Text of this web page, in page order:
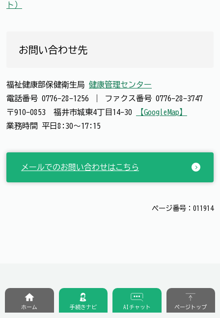
ト）
お問い合わせ先
福祉健康部保健衛生局 健康管理センター
電話番号 0776-28-1256 ファクス番号 0776-28-3747
〒910-0853 福井市城東4丁目14-30
【GoogleMap】
業務時間 平日8:30～17:15
メールでのお問い合わせはこちら
ページ番号：011914
ホーム 手続きナビ AIチャット ページトップ